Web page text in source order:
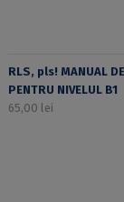
RLS, pls! MANUAL
PENTRU NIVELUL B1
65,00 lei